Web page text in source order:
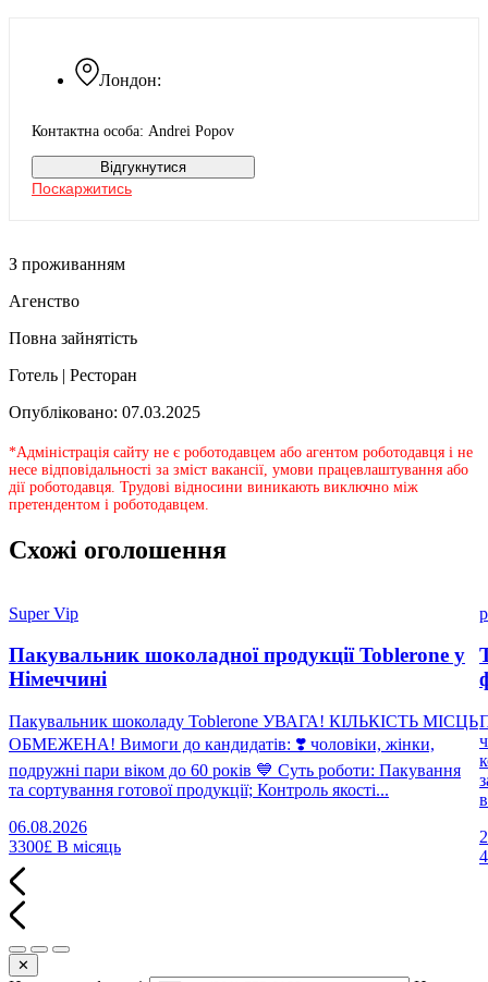
Лондон:
Контактна особа: Andrei Popov
Відгукнутися
Поскаржитись
З проживанням
Агенство
Повна зайнятість
Готель | Ресторан
Опубліковано: 07.03.2025
*Адміністрація сайту не є роботодавцем або агентом роботодавця і не
несе відповідальності за зміст вакансії, умови працевлаштування або
дії роботодавця. Трудові відносини виникають виключно між
претендентом і роботодавцем.
Схожі оголошення
Super Vip
Пакувальник шоколадної продукції Toblerone у
Німеччині
Пакувальник шоколаду Toblerone УВАГА! КІЛЬКІСТЬ МІСЦЬ
ОБМЕЖЕНА! Вимоги до кандидатів: ❣️ чоловіки, жінки,
подружні пари віком до 60 років 💙 Суть роботи: Пакування
та сортування готової продукції; Контроль якості...
06.08.2026
3300£ В місяць
✕